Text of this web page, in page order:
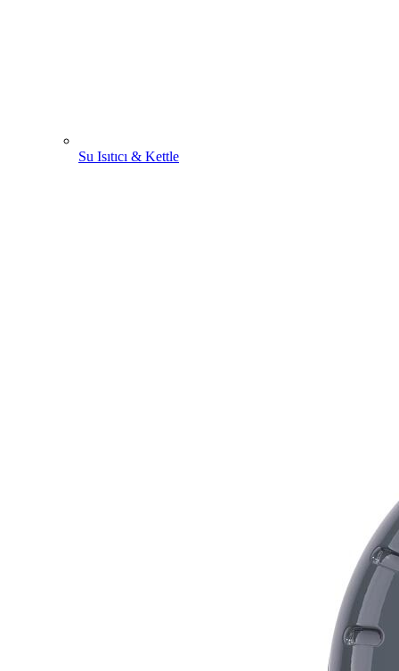
Su Isıtıcı & Kettle